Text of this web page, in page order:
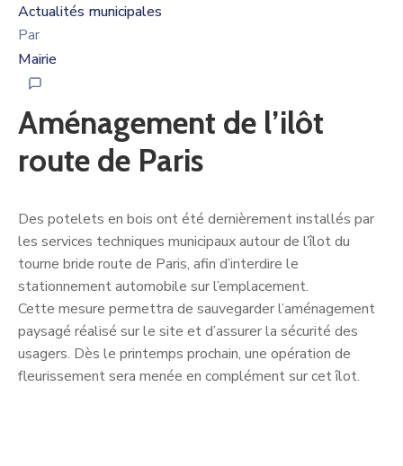
Actualités municipales
Par
Mairie
Aménagement de l’ilôt
route de Paris
Des potelets en bois ont été dernièrement installés par
les services techniques municipaux autour de l’îlot du
tourne bride route de Paris, afin d’interdire le
stationnement automobile sur l’emplacement.
Cette mesure permettra de sauvegarder l’aménagement
paysagé réalisé sur le site et d’assurer la sécurité des
usagers. Dès le printemps prochain, une opération de
fleurissement sera menée en complément sur cet îlot.